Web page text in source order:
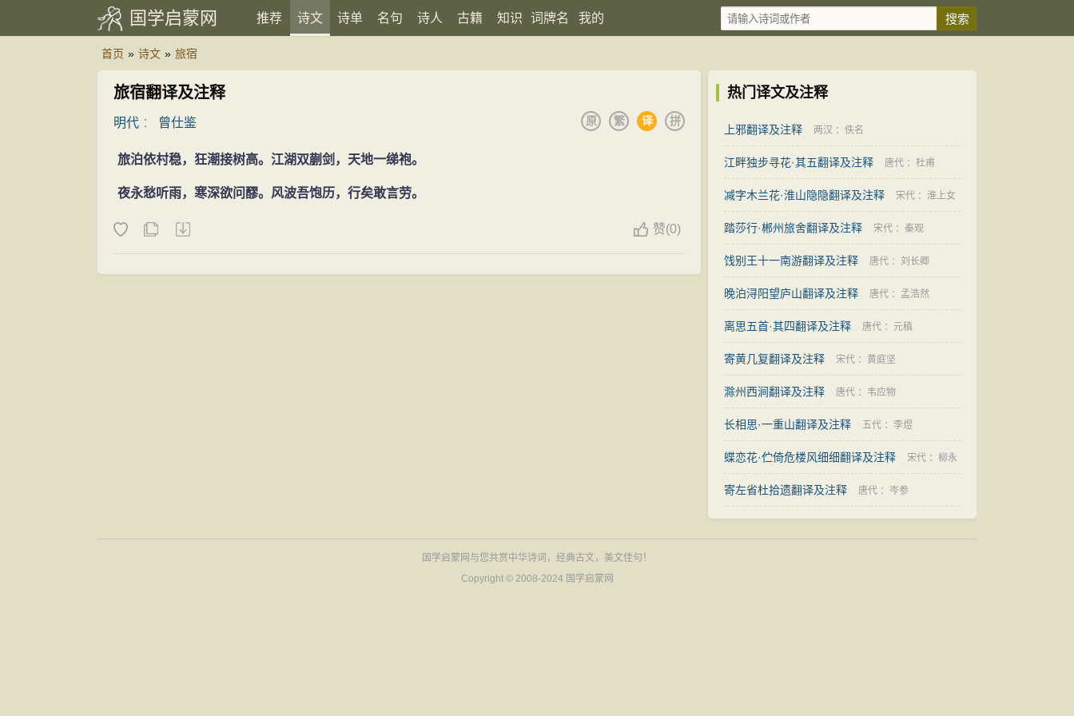
国学启蒙网 推荐 诗文 诗单 名句 诗人 古籍 知识 词牌名 我的
首页 » 诗文 » 旅宿
旅宿翻译及注释
明代 ： 曾仕鉴 拼
译
繁
原
旅泊依村稳，狂潮接树高。江湖双蒯剑，天地一绨袍。
夜永愁听雨，寒深欲问醪。风波吾饱历，行矣敢言劳。
赞(0)
热门译文及注释
上邪翻译及注释 两汉 ： 佚名
江畔独步寻花·其五翻译及注释 唐代 ： 杜甫
减字木兰花·淮山隐隐翻译及注释 宋代 ： 淮上女
踏莎行·郴州旅舍翻译及注释 宋代 ： 秦观
饯别王十一南游翻译及注释 唐代 ： 刘长卿
晚泊浔阳望庐山翻译及注释 唐代 ： 孟浩然
离思五首·其四翻译及注释 唐代 ： 元稹
寄黄几复翻译及注释 宋代 ： 黄庭坚
滁州西涧翻译及注释 唐代 ： 韦应物
长相思·一重山翻译及注释 五代 ： 李煜
蝶恋花·伫倚危楼风细细翻译及注释 宋代 ： 柳永
寄左省杜拾遗翻译及注释 唐代 ： 岑参
国学启蒙网与您共赏中华诗词，经典古文，美文佳句！
Copyright © 2008-2024 国学启蒙网